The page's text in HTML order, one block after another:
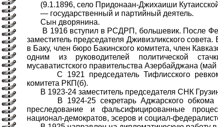
(9.1.1896, село Придонаан-Джихаиши
— государственный и партийный деятель.
Сын дворянина.
В 1916 вступил в РСДРП, большевик. После
заместитель председателя Дживизликского
в Баку, член бюро Бакинского комитета, член
одним из руководителей политической
мусаватистского правительства Азербайджана
С 1921 председатель Тифлисского
комитета РКП(б).
В 1923-24 заместитель председателя СНК
В 1924-25 секретарь Аджарского обкома
преследование и фальсифицированные
национал-демократов, эсеров и социал-